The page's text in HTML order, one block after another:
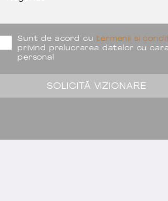
Sunt de acord cutermenii si
privind prelucrarea datelor cu
personal
SOLICITĂ VIZIONARE